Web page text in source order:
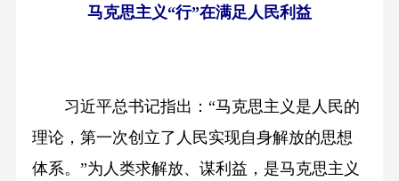
马克思主义“行”在满足人民利益
习近平总书记指出：“马克思主义是人民的
理论，第一次创立了人民实现自身解放的思想
体系。”为人类求解放、谋利益，是马克思主义